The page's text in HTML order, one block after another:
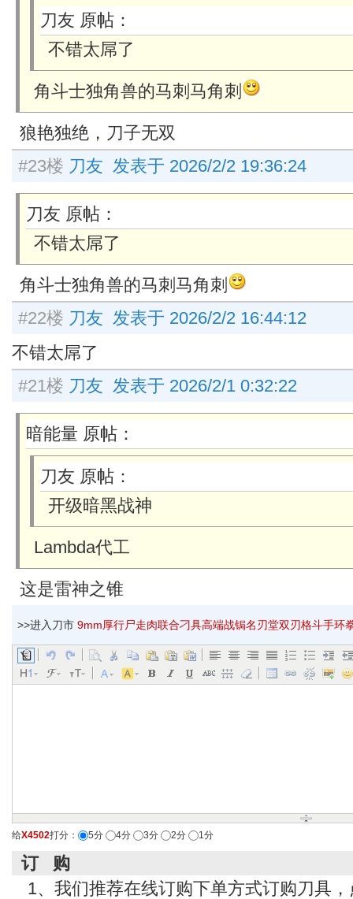
刀友 原帖：
不错太屌了
角斗士独角兽的马刺马角刺
狼艳独绝，刀子无双
#23楼 刀友 发表于 2026/2/2 19:36:24
刀友 原帖：
不错太屌了
角斗士独角兽的马刺马角刺
#22楼 刀友 发表于 2026/2/2 16:44:12
不错太屌了
#21楼 刀友 发表于 2026/2/1 0:32:22
暗能量 原帖：
刀友 原帖：
开级暗黑战神
Lambda代工
这是雷神之锥
>>进入刀市 9mm厚行尸走肉联合刁具高端战锔名刃堂双刃格斗手环
给X4502打分： 5分 4分 3分 2分 1分
订 购
1、我们推荐在线订购下单方式订购刀具，